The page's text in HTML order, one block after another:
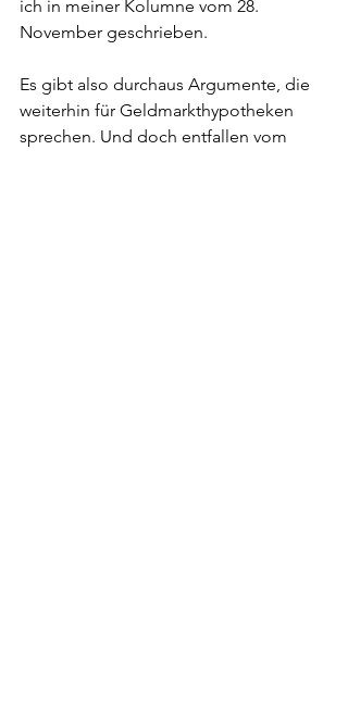
ich in meiner Kolumne vom 28.
November geschrieben.
Es gibt also durchaus Argumente, die
weiterhin für Geldmarkthypotheken
sprechen. Und doch entfallen vom